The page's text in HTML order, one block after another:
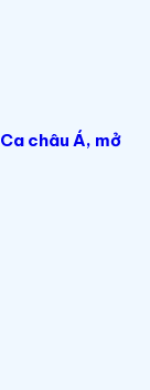
châu Á, mở